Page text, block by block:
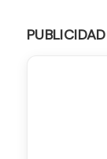
PUBLICIDAD